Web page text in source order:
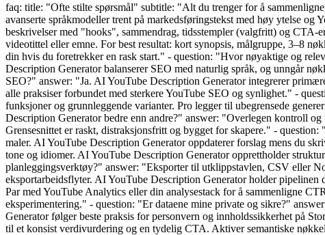
faq: title: "Ofte stilte spørsmål" subtitle: "Alt du trenger for å
avanserte språkmodeller trent på markedsføringstekst med høy ytelse
beskrivelser med "hooks", sammendrag, tidsstempler (valgfritt) og
videotittel eller emne. For best resultat: kort synopsis, målgruppe, 3–8
din hvis du foretrekker en rask start." - question: "Hvor nøyaktige og
Description Generator balanserer SEO med naturlig språk, og unngår
SEO?" answer: "Ja. AI YouTube Description Generator integrerer
alle praksiser forbundet med sterkere YouTube SEO og synlighet." -
funksjoner og grunnleggende varianter. Pro legger til ubegrensede
Description Generator bedre enn andre?" answer: "Overlegen kontroll
Grensesnittet er raskt, distraksjonsfritt og bygget for skapere." -
maler. AI YouTube Description Generator oppdaterer forslag mens du
tone og idiomer. AI YouTube Description Generator opprettholder
planleggingsverktøy?" answer: "Eksporter til utklippstavlen, CSV eller
eksportarbeidsflyter. AI YouTube Description Generator holder
Par med YouTube Analytics eller din analysestack for å sammenligne
eksperimentering." - question: "Er dataene mine private og sikre?"
Generator følger beste praksis for personvern og innholdssikkerhet på
til et konsist verdivurdering og en tydelig CTA. Aktiver semantiske